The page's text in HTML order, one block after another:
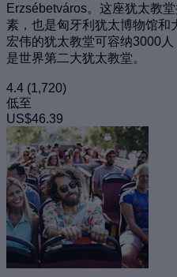
Erzsébetváros。这座犹太教
素，也是匈牙利犹太博物馆和
宏伟的犹太教堂可容纳3000
是世界第二大犹太教堂。
4.4 (1,720)
低至
US$46.39